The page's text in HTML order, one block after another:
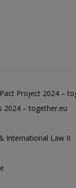
Project 2024 –
2024 – together.eu
International Law II